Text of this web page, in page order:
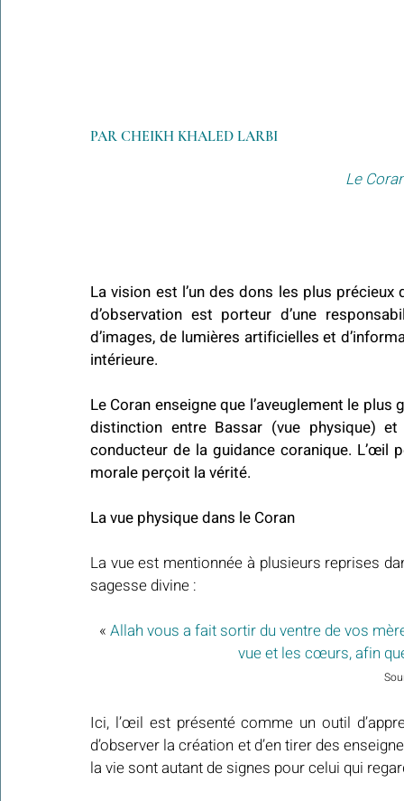
PAR CHEIKH KHALED LARBI
Le
La vision est l’un des dons les plus précieux
d’observation est porteur d’une
d’images, de lumières artificielles et
intérieure.
Le Coran enseigne que l’aveuglement le
distinction entre Bassar (vue physique)
conducteur de la guidance coranique.
morale perçoit la vérité.
La vue physique dans le Coran
La vue est mentionnée à plusieurs reprises
sagesse divine :
« Allah vous a fait sortir du ventre de vos
vue et les cœurs, afin
Ici, l’œil est présenté comme un outil
d’observer la création et d’en tirer des
la vie sont autant de signes pour celui qui